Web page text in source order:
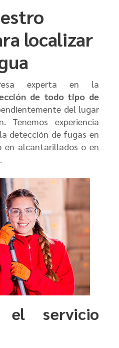
localizar
experta en la
de todo tipo de
del lugar
Tenemos experiencia
detección de fugas en
en alcantarillados o en
el servicio